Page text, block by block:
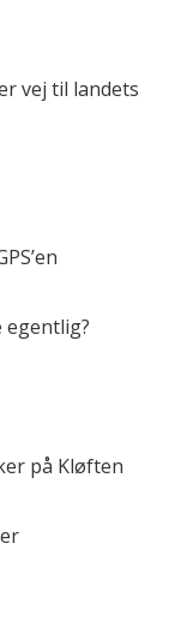
vej til landets
egentlig?
på Kløften